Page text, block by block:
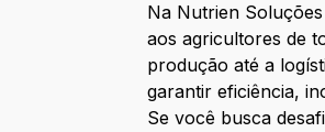
Na Nutrien
aos agricultores de
produção até a
garantir eficiência,
Se você busca